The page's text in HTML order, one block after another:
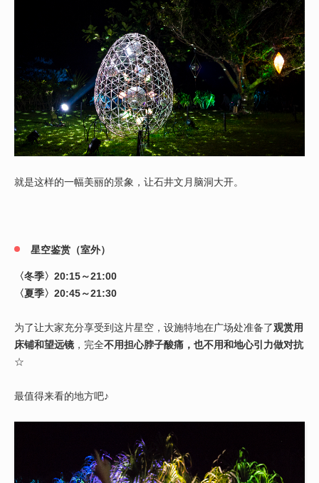
就是这样的一幅美丽的景象，让石井文月脑洞大开。
星空鉴赏（室外）
〈冬季〉20:15～21:00
〈夏季〉20:45～21:30
为了让大家充分享受到这片星空，设施特地在广场处准备了观赏用
床铺和望远镜 ，完全不用担心脖子酸痛，也不用和地心引力做对抗
☆
最值得来看的地方吧♪